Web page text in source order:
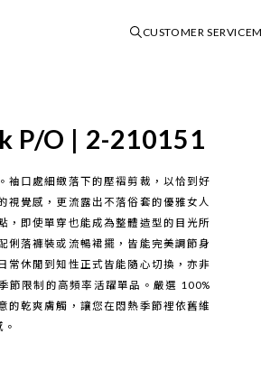
CUSTOMER SERVICE
Information
Favorite List
Contact Us
Subscribe Newsletter
P/O | 2-210151
袖口處細緻落下的壓褶剪裁，以恰到好
視覺感，更流露出不落俗套的優雅女人
，即使單穿也能成為整體造型的目光所
俐落褲裝或流暢裙擺，皆能完美調節身
常休閒到知性正式皆能隨心切換，亦非
節限制的高頻率活躍單品。嚴選 100%
的乾爽膚觸，讓您在悶熱季節裡依舊維